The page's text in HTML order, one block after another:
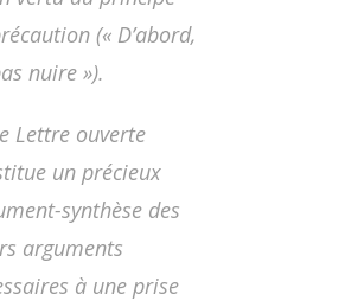
(« D’abord,
nuire »).
Lettre ouverte
un précieux
synthèse des
arguments
à une prise